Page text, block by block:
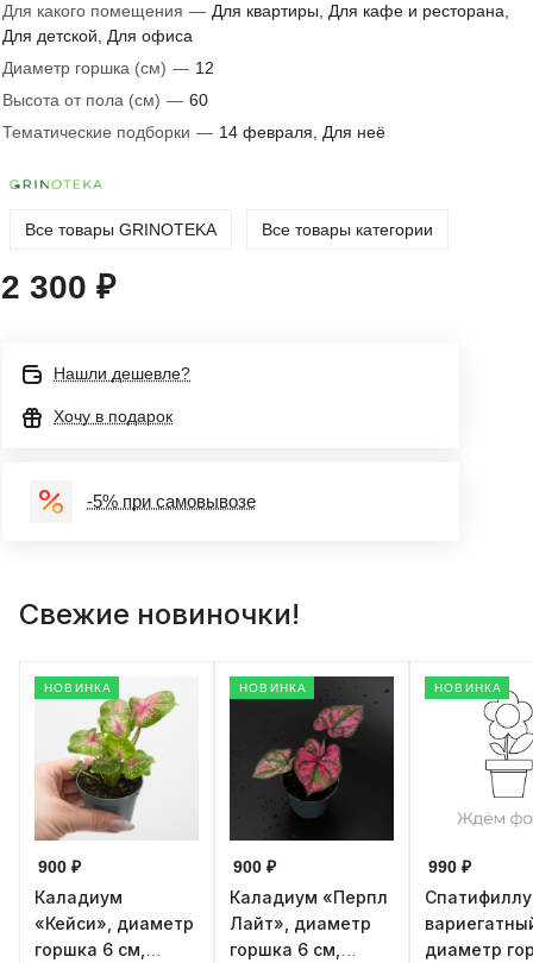
Для какого помещения — Для квартиры, Для кафе и ресторана,
Для детской, Для офиса
Диаметр горшка (см) — 12
Высота от пола (см) — 60
Тематические подборки — 14 февраля, Для неё
Все товары GRINOTEKA Все товары категории
2 300 ₽
Нашли дешевле?
Хочу в подарок
-5% при самовывозе
Свежие новиночки!
НОВИНКА
900 ₽
Каладиум
«Кейси», диаметр
горшка 6 см,
НОВИНКА
900 ₽
Каладиум «Перпл
Лайт», диаметр
горшка 6 см,
НОВИНКА
990 ₽
диаметр